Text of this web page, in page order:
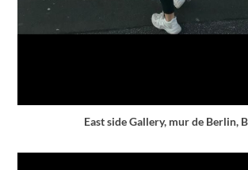
East side Gallery, mur de Berlin,